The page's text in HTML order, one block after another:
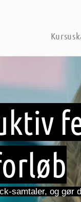
samtaler, og